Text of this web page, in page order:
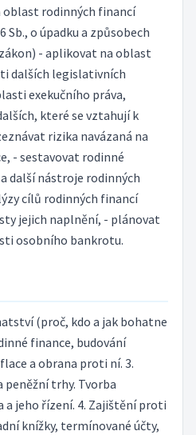
rodinných financí
o úpadku a způsobech
- aplikovat na oblast
dalších legislativních
exekučního práva,
které se vztahují k
rizika navázaná na
- sestavovat rodinné
další nástroje rodinných
cílů rodinných financí
jejich naplnění, - plánovat
osobního bankrotu.
(proč, kdo a jak bohatne
finance, budování
a obrana proti ní. 3.
peněžní trhy. Tvorba
jeho řízení. 4. Zajištění proti
knížky, termínované účty,